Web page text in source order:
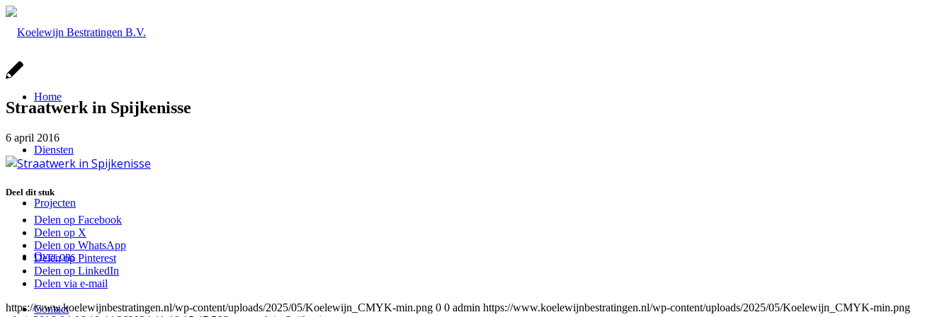
Home
Diensten
Projecten
Over ons
Contact
Straatwerk in Spijkenisse
6 april 2016
Deel dit stuk
Delen op Facebook
Delen op X
Delen op WhatsApp
Delen op Pinterest
Delen op LinkedIn
Delen via e-mail
https://www.koelewijnbestratingen.nl/wp-content/uploads/2025/05/Koelewijn_CMYK-min.png 0 0 admin https://www.koelewijnbestratingen.nl/wp-content/uploads/2025/05/Koelewijn_CMYK-min.png